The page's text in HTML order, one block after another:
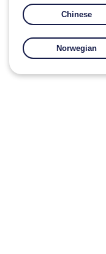
Chinese
Norwegian